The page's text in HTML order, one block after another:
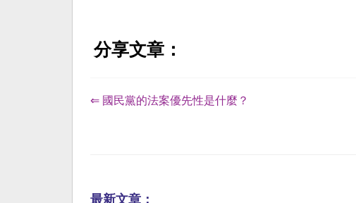
分享文章：
⇐ 國民黨的法案優先性是什麼？
最新文章：